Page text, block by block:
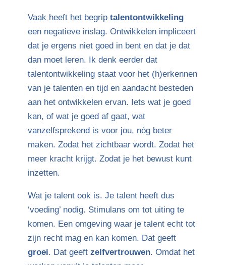
Vaak heeft het begrip talentontwikkeling
een negatieve inslag. Ontwikkelen impliceert
dat je ergens niet goed in bent en dat je dat
dan moet leren. Ik denk eerder dat
talentontwikkeling staat voor het (h)erkennen
van je talenten en tijd en aandacht besteden
aan het ontwikkelen ervan. Iets wat je goed
kan, of wat je goed af gaat, wat
vanzelfsprekend is voor jou, nóg beter
maken. Zodat het zichtbaar wordt. Zodat het
meer kracht krijgt. Zodat je het bewust kunt
inzetten.
Wat je talent ook is. Je talent heeft dus
‘voeding’ nodig. Stimulans om tot uiting te
komen. Een omgeving waar je talent echt tot
zijn recht mag en kan komen. Dat geeft
groei. Dat geeft zelfvertrouwen. Omdat het